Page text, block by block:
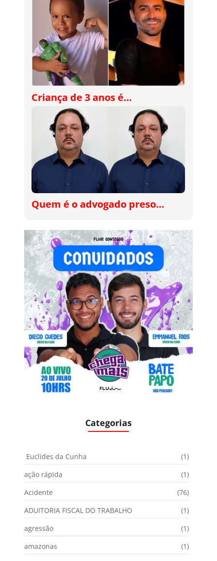
Criança de 3 anos é…
Quem é o advogado preso…
Categorias
Euclides da Cunha
(1)
ação rápida
(1)
Acidente
(76)
ADUITORIA FISCAL DO TRABALHO
(1)
agressão
(1)
amazonas
(1)